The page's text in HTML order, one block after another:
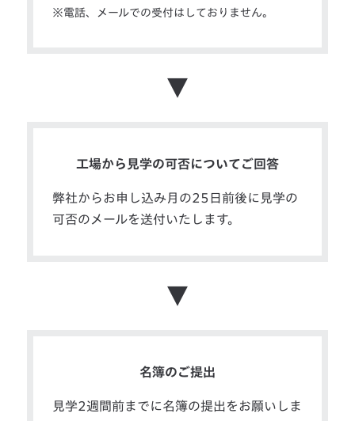
電話、メールでの受付はしておりません。
▼
工場から見学の可否についてご回答
弊社からお申し込み月の25日前後に見学の
可否のメールを送付いたします。
▼
名簿のご提出
見学2週間前までに名簿の提出をお願いしま